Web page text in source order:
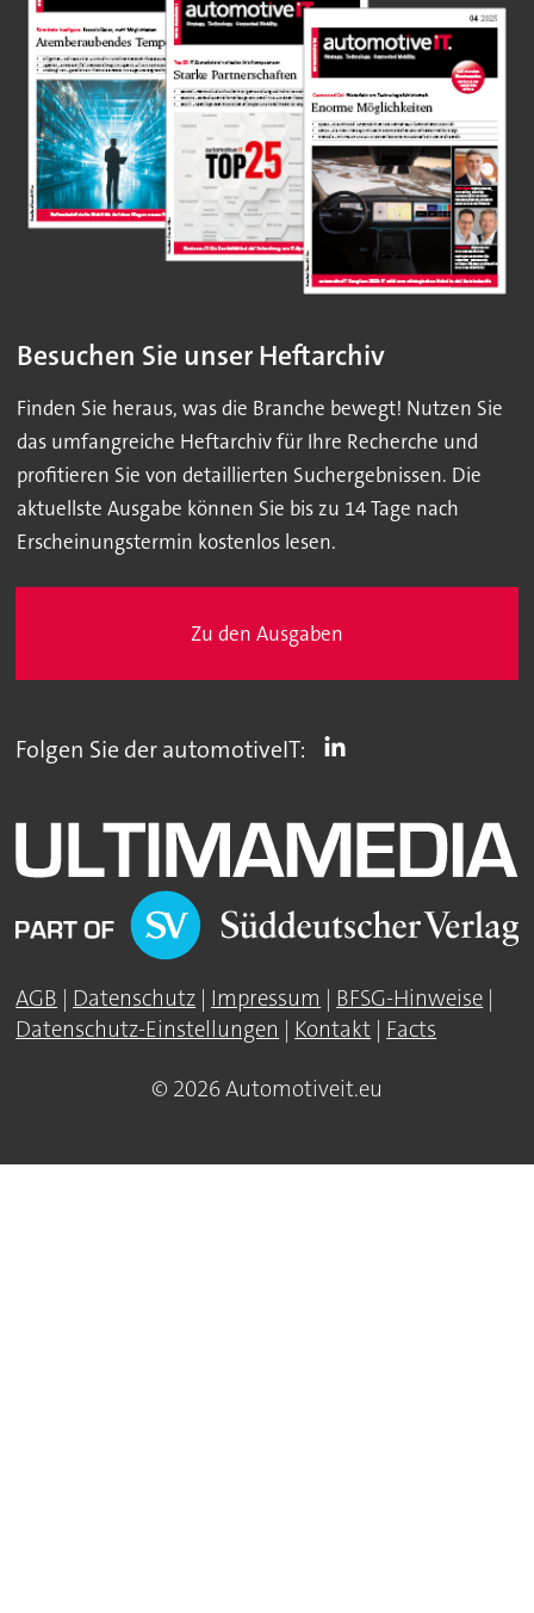
Besuchen Sie unser Heftarchiv
Finden Sie heraus, was die Branche bewegt! Nutzen Sie
das umfangreiche Heftarchiv für Ihre Recherche und
profitieren Sie von detaillierten Suchergebnissen. Die
aktuellste Ausgabe können Sie bis zu 14 Tage nach
Erscheinungstermin kostenlos lesen.
Zu den Ausgaben
Folgen Sie der automotiveIT:
AGB | Datenschutz | Impressum | BFSG-Hinweise |
Datenschutz-Einstellungen | Kontakt | Facts
© 2026 Automotiveit.eu